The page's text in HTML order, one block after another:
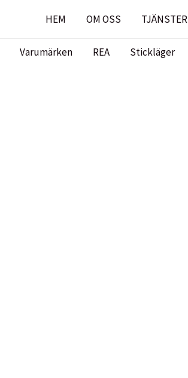
HEM OM OSS TJÄNSTER
Varumärken REA Stickläger